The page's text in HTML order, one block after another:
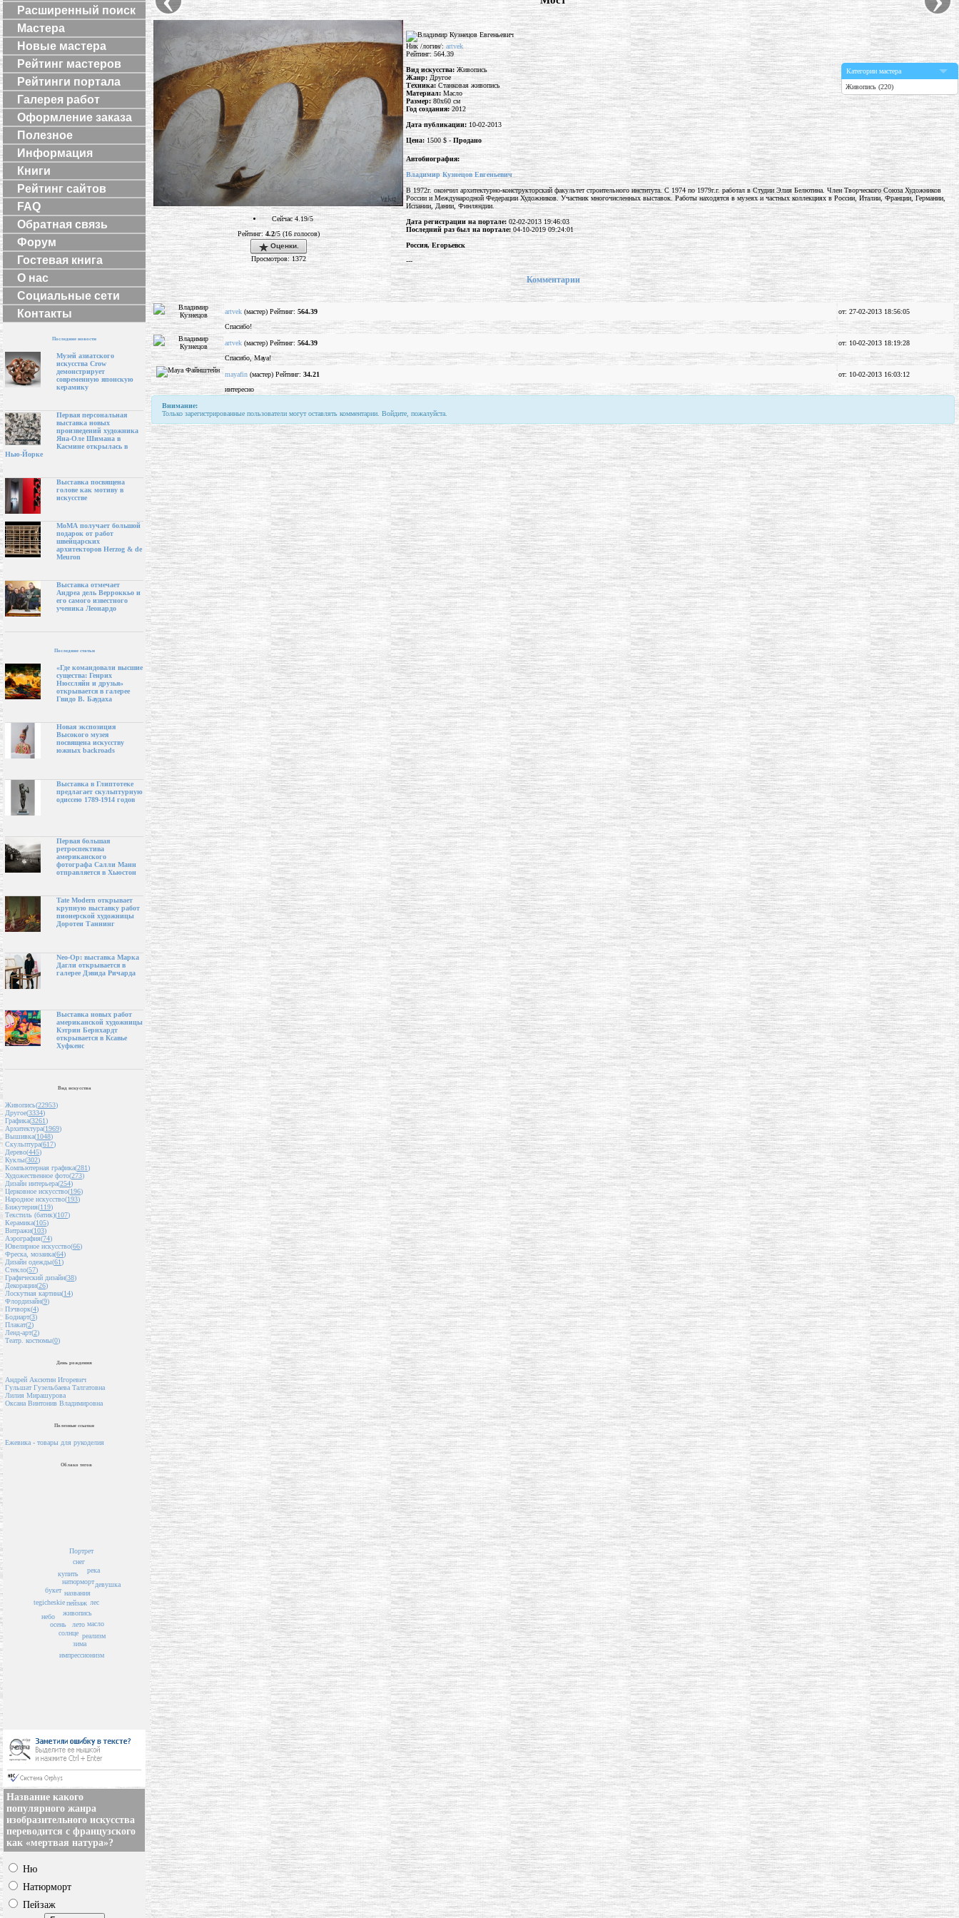
Расширенный поиск
Мастера
Новые мастера
Рейтинг мастеров
Рейтинги портала
Галерея работ
Оформление заказа
Полезное
Информация
Книги
Рейтинг сайтов
FAQ
Обратная связь
Форум
Гостевая книга
О нас
Социальные сети
Контакты
Последние новости
Музей азиатского
искусства Crow
демонстрирует
современную японскую
керамику
Первая персональная
выставка новых
произведений художника
Яна-Оле Шимана в
Касмине открылась в
Нью-Йорке
Выставка посвящена
голове как мотиву в
искусстве
МоМА получает большой
подарок от работ
швейцарских
архитекторов Herzog & de
Meuron
Выставка отмечает
Андреа дель Верроккьо и
его самого известного
ученика Леонардо
Последние статьи
«Где командовали высшие
существа: Генрих
Нюссляйн и друзья»
открывается в галерее
Гвидо В. Баудаха
Новая экспозиция
Высокого музея
посвящена искусству
южных backroads
Выставка в Глиптотеке
предлагает скульптурную
одиссею 1789-1914 годов
Первая большая
ретроспектива
американского
фотографа Салли Манн
отправляется в Хьюстон
Tate Modern открывает
крупную выставку работ
пионерской художницы
Доротеи Таннинг
Neo-Op: выставка Марка
Дагли открывается в
галерее Дэвида Ричарда
Выставка новых работ
американской художницы
Кэтрин Бернхардт
открывается в Ксавье
Хуфкенс
Вид искусства
Живопись(22953)
Другое(3334)
Графика(3261)
Архитектура(1969)
Вышивка(1048)
Скульптура(617)
Дерево(445)
Куклы(302)
Компьютерная графика(281)
Художественное фото(273)
Дизайн интерьера(254)
Церковное искусство(196)
Народное искусство(193)
Бижутерия(119)
Текстиль (батик)(107)
Керамика(105)
Витражи(103)
Аэрография(74)
Ювелирное искусство(66)
Фреска, мозаика(64)
Дизайн одежды(61)
Стекло(57)
Графический дизайн(38)
Декорации(26)
Лоскутная картина(14)
Флордизайн(9)
Пэчворк(4)
Бодиарт(3)
Плакат(2)
Ленд-арт(2)
Театр. костюмы(0)
День рождения
Андрей Аксютин Игоревич
Гульшат Гузельбаева Талгатовна
Лилия Мирашурова
Оксана Винтонив Владимировна
Полезные ссылки
Ежевика - товары для рукоделия
Облако тегов
пейзаж
названия
живопись
лето
натюрморт
купить
солнце
лес
зима
осень
букет
масло
река
снег
tegicheskie
реализм
небо
импрессионизм
Портрет
девушка
Название какого
популярного жанра
изобразительного искусства
переводится с французского
как «мертвая натура»?
Ню
Натюрморт
Пейзаж
Сейчас 4.19/5
Рейтинг: 4.2/5 (16 голосов)
Оценки.
Просмотров: 1372
Ник /логин/:artvek
Рейтинг: 564.39
Вид искусства: Живопись
Жанр: Другое
Техника:Станковая живопись
Материал:Масло
Размер:80x60 см
Год создания:2012
Дата публикации: 10-02-2013
Цена:1500 $ - Продано
Категории мастера
Живопись (220)
Автобиография:
Владимир Кузнецов Евгеньевич
В 1972г. окончил архитектурно-конструкторский факультет строительного института. С 1974 по 1979г.г. работал в Студии Элия Белютина. Член Творческого Союза Художников
России и Международной Федерации Художников. Участник многочисленных выставок. Работы находятся в музеях и частных коллекциях в России, Италии, Франции, Германии,
Испании, Дании, Финляндии.
Дата регистрации на портале:02-02-2013 19:46:03
Последний раз был на портале:04-10-2019 09:24:01
Россия, Егорьевск
---
Комментарии
artvek (мастер) Рейтинг: 564.39
от: 27-02-2013 18:56:05
Спасибо!
artvek (мастер) Рейтинг: 564.39
от: 10-02-2013 18:19:28
Спасибо, Мауа!
mayafin (мастер) Рейтинг: 34.21
от: 10-02-2013 16:03:12
интересно
Внимание:
Только зарегистрированные пользователи могут оставлять комментарии. Войдите, пожалуйста.